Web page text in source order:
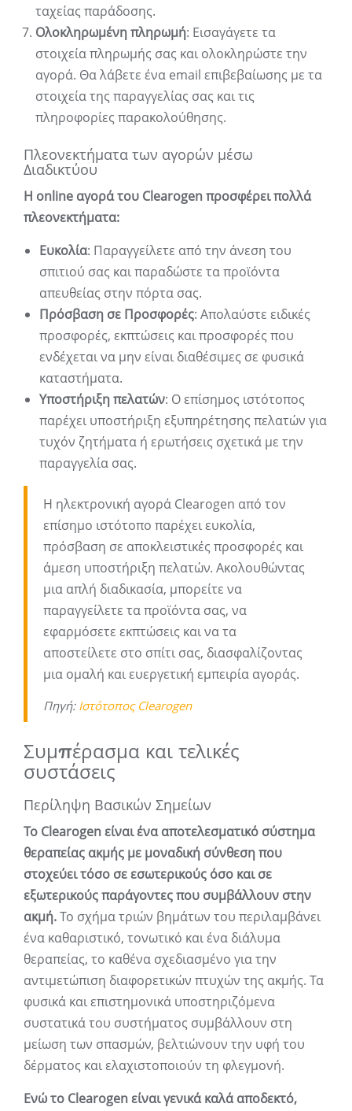
ταχείας παράδοσης.
Ολοκληρωμένη πληρωμή: Εισαγάγετε τα
στοιχεία πληρωμής σας και ολοκληρώστε την
αγορά. Θα λάβετε ένα email επιβεβαίωσης με τα
στοιχεία της παραγγελίας σας και τις
πληροφορίες παρακολούθησης.
Πλεονεκτήματα των αγορών μέσω
Διαδικτύου
Η online αγορά του Clearogen προσφέρει πολλά
πλεονεκτήματα:
Ευκολία: Παραγγείλετε από την άνεση του
σπιτιού σας και παραδώστε τα προϊόντα
απευθείας στην πόρτα σας.
Πρόσβαση σε Προσφορές: Απολαύστε ειδικές
προσφορές, εκπτώσεις και προσφορές που
ενδέχεται να μην είναι διαθέσιμες σε φυσικά
καταστήματα.
Υποστήριξη πελατών: Ο επίσημος ιστότοπος
παρέχει υποστήριξη εξυπηρέτησης πελατών για
τυχόν ζητήματα ή ερωτήσεις σχετικά με την
παραγγελία σας.
Η ηλεκτρονική αγορά Clearogen από τον
επίσημο ιστότοπο παρέχει ευκολία,
πρόσβαση σε αποκλειστικές προσφορές και
άμεση υποστήριξη πελατών. Ακολουθώντας
μια απλή διαδικασία, μπορείτε να
παραγγείλετε τα προϊόντα σας, να
εφαρμόσετε εκπτώσεις και να τα
αποστείλετε στο σπίτι σας, διασφαλίζοντας
μια ομαλή και ευεργετική εμπειρία αγοράς.
Πηγή: Ιστότοπος Clearogen
Συμπέρασμα και τελικές
συστάσεις
Περίληψη Βασικών Σημείων
Το Clearogen είναι ένα αποτελεσματικό σύστημα
θεραπείας ακμής με μοναδική σύνθεση που
στοχεύει τόσο σε εσωτερικούς όσο και σε
εξωτερικούς παράγοντες που συμβάλλουν στην
ακμή.Το σχήμα τριών βημάτων του περιλαμβάνει
ένα καθαριστικό, τονωτικό και ένα διάλυμα
θεραπείας, το καθένα σχεδιασμένο για την
αντιμετώπιση διαφορετικών πτυχών της ακμής. Τα
φυσικά και επιστημονικά υποστηριζόμενα
συστατικά του συστήματος συμβάλλουν στη
μείωση των σπασμών, βελτιώνουν την υφή του
δέρματος και ελαχιστοποιούν τη φλεγμονή.
Ενώ το Clearogen είναι γενικά καλά αποδεκτό,